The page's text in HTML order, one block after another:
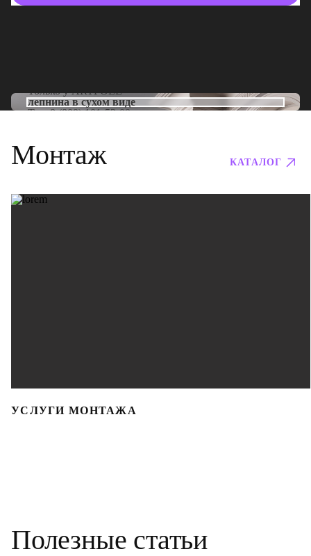
Только уARTPOLE
лепнина в сухом виде
Тел:8 (800) 101-53-00
Монтаж КАТАЛОГ
УСЛУГИ МОНТАЖА
Полезные статьи